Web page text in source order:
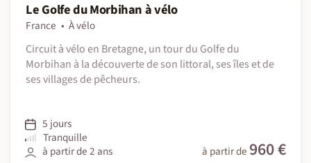
Le Golfe du Morbihan à vélo
France
À vélo
Circuit à vélo en Bretagne, un tour du Golfe du
Morbihan à la découverte de son littoral, ses îles et de
ses villages de pêcheurs.
5 jours
Tranquille
à partir de 2 ans
à partir de 960 €